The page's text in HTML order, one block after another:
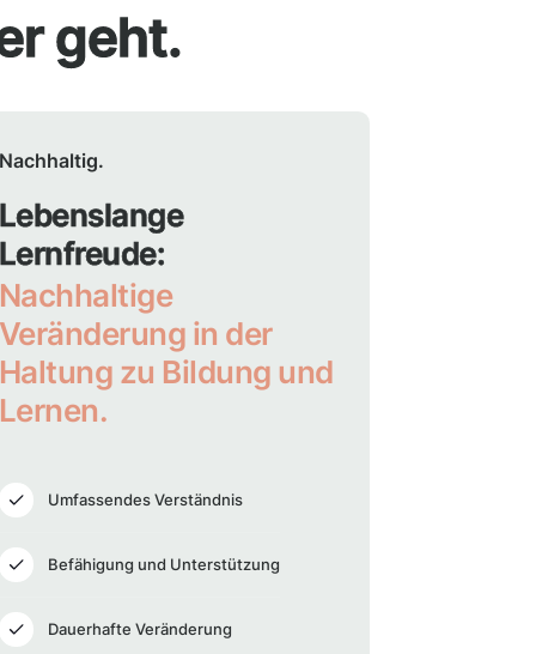
geht.
Nachhaltig.
Lebenslange
Lernfreude:
Nachhaltige
Veränderung in der
Haltung zu Bildung und
Lernen.
Umfassendes Verständnis
Befähigung und Unterstützung
Dauerhafte Veränderung